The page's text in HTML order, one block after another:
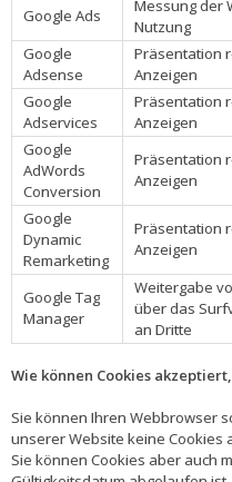
Google Ads
Messung der
Nutzung
Google
Adsense
Präsentation
Anzeigen
Google
Adservices
Präsentation
Anzeigen
Google
AdWords
Conversion
Präsentation
Anzeigen
Google
Dynamic
Remarketing
Präsentation
Anzeigen
Google Tag
Manager
Weitergabe
über das
an Dritte
Wie können Cookies
Sie können Ihren Webbrowser
unserer Website keine Cookies
Sie können Cookies aber auch